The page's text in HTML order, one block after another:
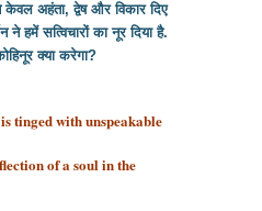
अहंता, द्वेष और विकार दिए
ने हमें सत्विचारों का नूर दिया है.
क्या करेगा?
tinged with unspeakable
of a soulin the